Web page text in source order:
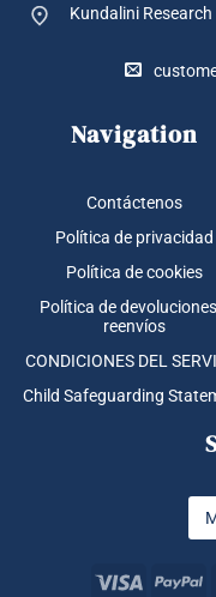
productoKundalini
Navigation
Contáctenos
Política de privacidad
Política de cookies
Política de
reenvíos
CONDICIONES DEL
Child Safeguarding